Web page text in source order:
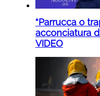
“Parrucca o
acconciatura
VIDEO